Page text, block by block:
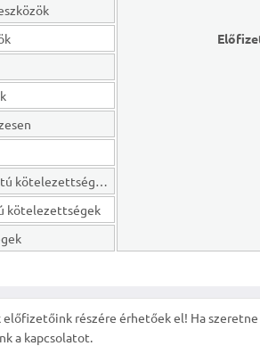
Hosszú lejáratú kötelezettségek
kötelezettségek
előfizetőink részére érhetőek el! Ha
a kapcsolatot.